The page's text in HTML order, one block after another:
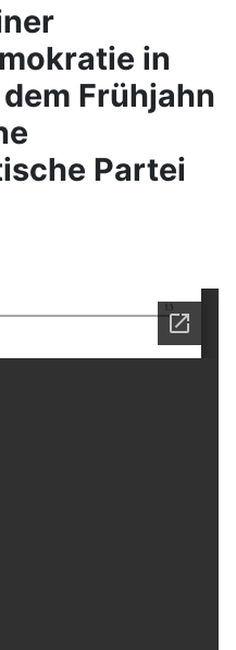
in
Frühjahn
Partei